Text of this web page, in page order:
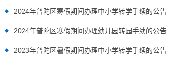
2024年普陀区寒假期间办理中小学转学手续的公告
2024年普陀区寒假期间办理幼儿园转园手续的公告
2023年普陀区暑假期间办理中小学转学手续的公告